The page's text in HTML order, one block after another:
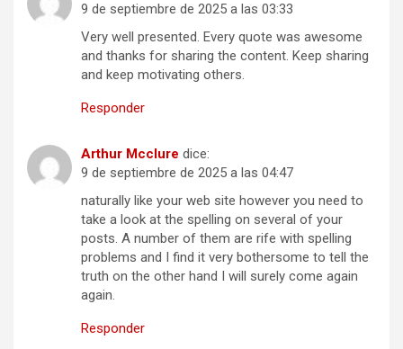
9 de septiembre de 2025 a las 03:33
Very well presented. Every quote was awesome
and thanks for sharing the content. Keep sharing
and keep motivating others.
Responder
Arthur Mcclure dice:
9 de septiembre de 2025 a las 04:47
naturally like your web site however you need to
take a look at the spelling on several of your
posts. A number of them are rife with spelling
problems and I find it very bothersome to tell the
truth on the other hand I will surely come again
again.
Responder